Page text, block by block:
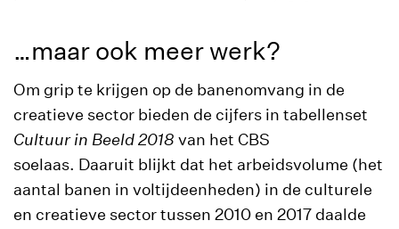
…maar ook meer werk?
Om grip te krijgen op de banenomvang in de
creatieve sector bieden de cijfers in tabellenset
Cultuur in Beeld 2018 van het CBS
soelaas. Daaruit blijkt dat het arbeidsvolume (het
aantal banen in voltijdeenheden) in de culturele
en creatieve sector tussen 2010 en 2017 daalde